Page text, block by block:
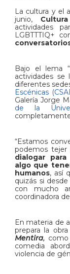
La cultura y el
junio,
actividades
LGBTTTIQ+
Bajo el lema
actividades
diferentes
Escénicas
Galería Jorge
de la
“Estamos
podemos tejer
dialogar
algo que
humanos, así
quizás si
con mucho
coordinadora
En materia de
prepara la
Mentira,
comedia
violencia de